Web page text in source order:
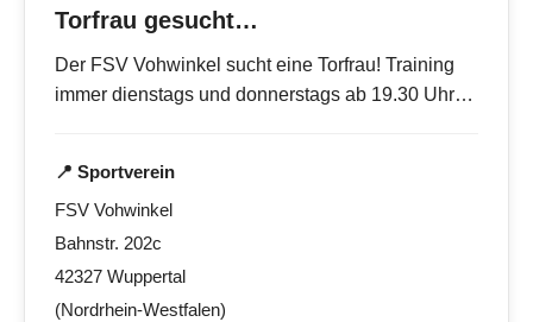
Torfrau gesucht…
Der FSV Vohwinkel sucht eine Torfrau! Training
immer dienstags und donnerstags ab 19.30 Uhr…
📍 Sportverein
FSV Vohwinkel
Bahnstr. 202c
42327 Wuppertal
(Nordrhein-Westfalen)